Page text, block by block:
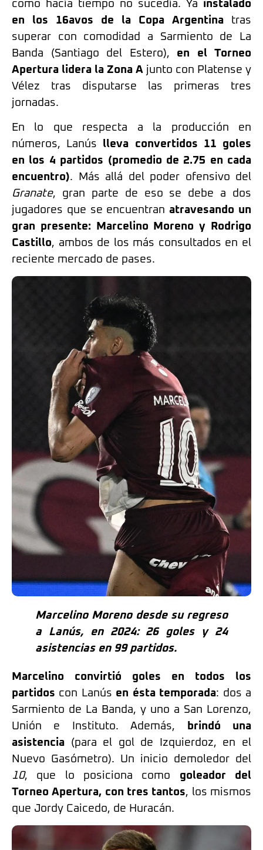
como hacía tiempo no sucedía. Ya instalado
en los 16avos de la Copa Argentina tras
superar con comodidad a Sarmiento de La
Banda (Santiago del Estero), en el Torneo
Apertura lidera la Zona A junto con Platense y
Vélez tras disputarse las primeras tres
jornadas.
En lo que respecta a la producción en
números, Lanús lleva convertidos 11 goles
en los 4 partidos (promedio de 2.75 en cada
encuentro). Más allá del poder ofensivo del
Granate, gran parte de eso se debe a dos
jugadores que se encuentran atravesando un
gran presente: Marcelino Moreno y Rodrigo
Castillo, ambos de los más consultados en el
reciente mercado de pases.
Marcelino Moreno desde su regreso
a Lanús, en 2024: 26 goles y 24
asistencias en 99 partidos.
Marcelino convirtió goles en todos los
partidos con Lanús en ésta temporada: dos a
Sarmiento de La Banda, y uno a San Lorenzo,
Unión e Instituto. Además,
brindó una
asistencia (para el gol de Izquierdoz, en el
Nuevo Gasómetro). Un inicio demoledor del
10, que lo posiciona como goleador del
Torneo Apertura, con tres tantos, los mismos
que Jordy Caicedo, de Huracán.